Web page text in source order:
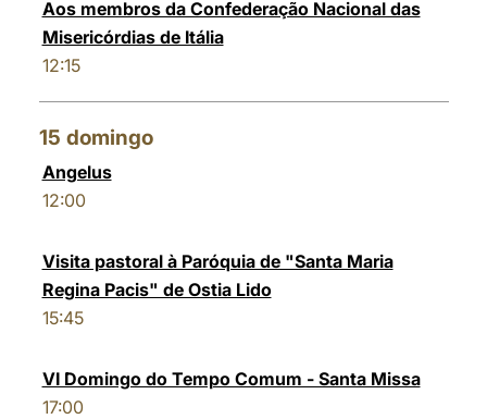
Aos membros da Confederação Nacional das
Misericórdias de Itália
12:15
15 domingo
Angelus
12:00
Visita pastoral à Paróquia de "Santa Maria
Regina Pacis" de Ostia Lido
15:45
VI Domingo do Tempo Comum - Santa Missa
17:00